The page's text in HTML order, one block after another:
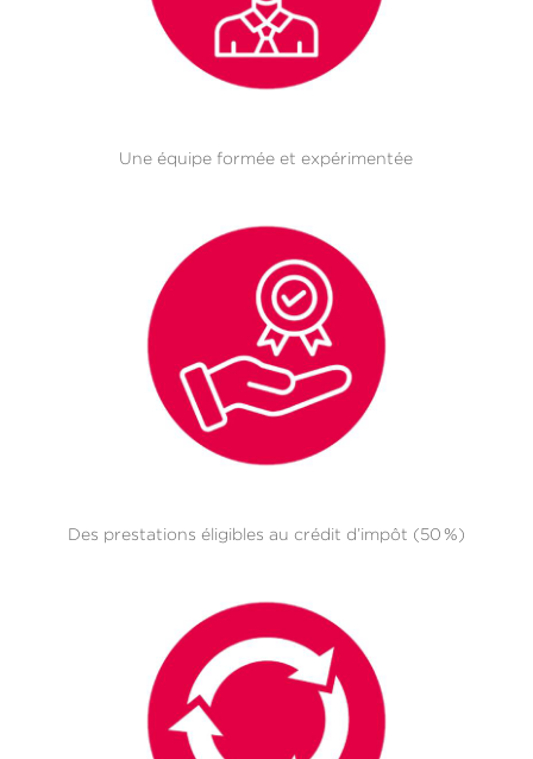
Une équipe formée et expérimentée
Des prestations éligibles au crédit d’impôt (50 %)